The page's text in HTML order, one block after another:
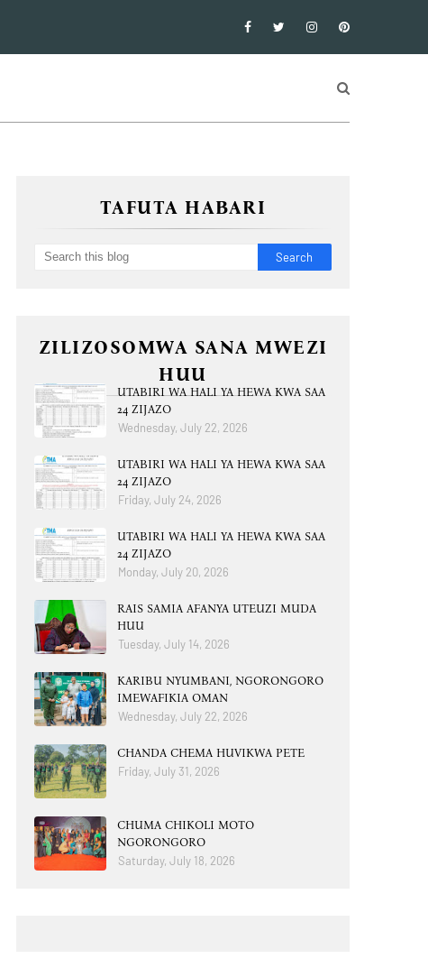
TAFUTA HABARI
ZILIZOSOMWA SANA MWEZI
HUU
UTABIRI WA HALI YA HEWA KWA SAA
24 ZIJAZO
Wednesday, July 22, 2026
UTABIRI WA HALI YA HEWA KWA SAA
24 ZIJAZO
Friday, July 24, 2026
UTABIRI WA HALI YA HEWA KWA SAA
24 ZIJAZO
Monday, July 20, 2026
RAIS SAMIA AFANYA UTEUZI MUDA
HUU
Tuesday, July 14, 2026
KARIBU NYUMBANI, NGORONGORO
IMEWAFIKIA OMAN
Wednesday, July 22, 2026
CHANDA CHEMA HUVIKWA PETE
Friday, July 31, 2026
CHUMA CHIKOLI MOTO
NGORONGORO
Saturday, July 18, 2026